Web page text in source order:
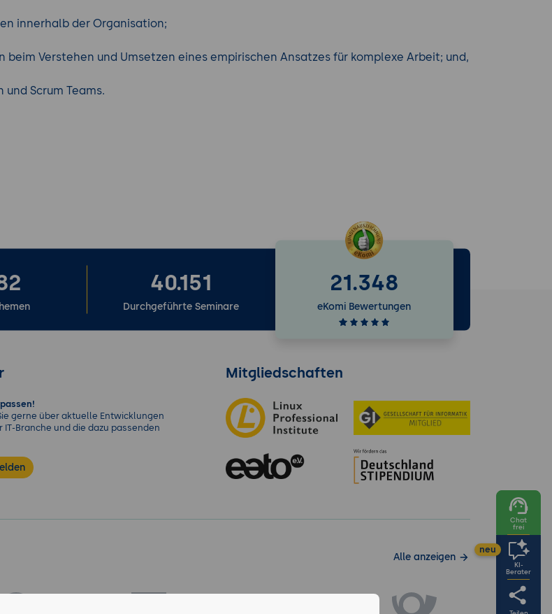
innerhalb der Organisation;
Verstehen und Umsetzen eines empirischen Ansatzes für komplexe Arbeit; und,
Scrum Teams.
Chat
frei
KI-
Berater
neu
40.151
Durchgeführte Seminare
21.348
eKomi Bewertungen
gerne über aktuelle Entwicklungen
IT-Branche und die dazu passenden
Mitgliedschaften
Alle anzeigen